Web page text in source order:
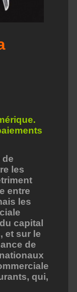
de
les
entre
les
capital
et sur le
de
qui,